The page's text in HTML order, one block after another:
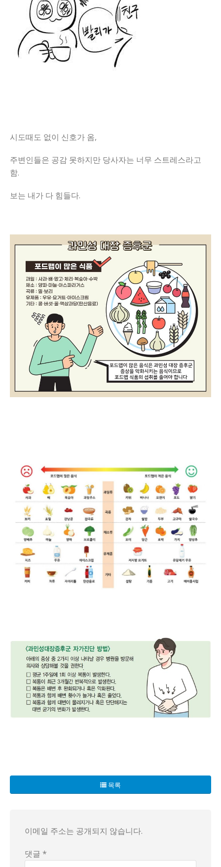
시도때도 없이 신호가 옴,
주변인들은 공감 못하지만 당사자는 너무 스트레스라고
함.
보는 내가 다 힘들다.
의사들이 경고하는 바에 따르면, 과민성 대장 증후군은 특정
하지만 다행히도 대안을 제시했습니다! 포드맵 수치가 낮은
목록
이메일 주소는 공개되지 않습니다.
댓글 *